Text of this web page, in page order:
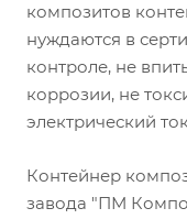
композитов
нуждаются в
контроле, не
коррозии, не
электрический
Контейнер
завода "ПМ